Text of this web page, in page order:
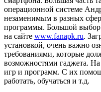
операционной системе
незаменимым в разных
программы. Большой
на сайте www.fanapk.ru.
установкой, очень важно
требованиями, которые
возможностями гаджета.
игр и программ. С их
работать, обучаться и т.д.